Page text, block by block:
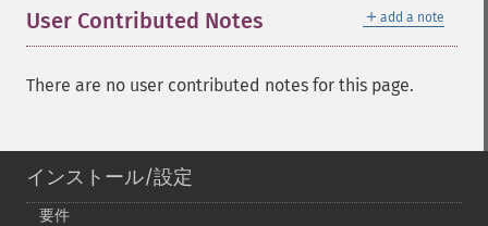
＋ add a note
User Contributed Notes
There are no user contributed notes for this page.
インストール/設定
要件